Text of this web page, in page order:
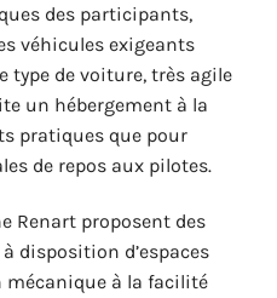
des participants,
véhicules exigeants
type de voiture, très agile
un hébergement à la
pratiques que pour
de repos aux pilotes.
Renart proposent des
disposition d’espaces
à la facilité